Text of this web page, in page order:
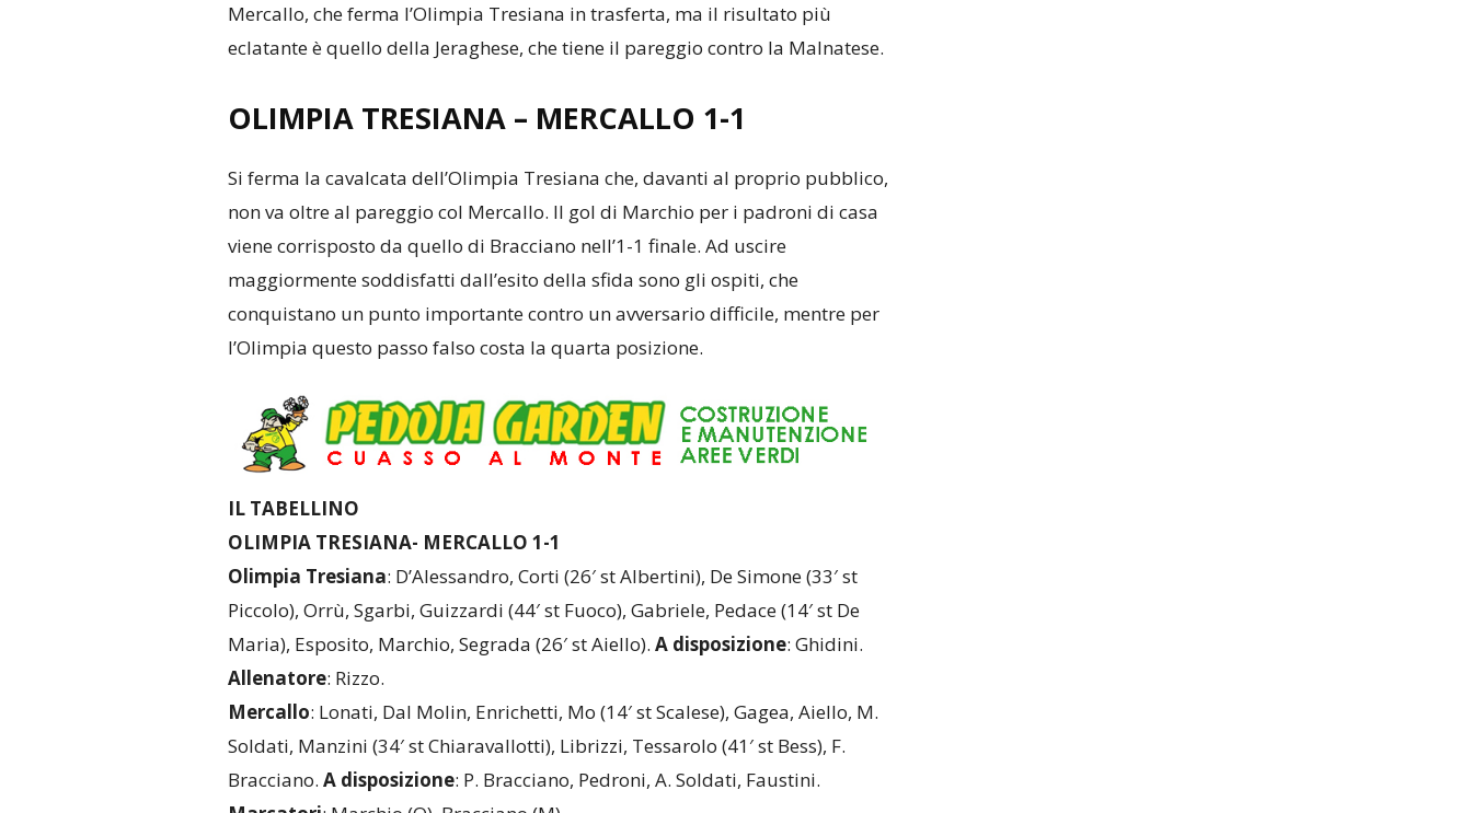
Mercallo, che ferma l’Olimpia Tresiana in trasferta, ma il risultato più
eclatante è quello della Jeraghese, che tiene il pareggio contro la Malnatese.
OLIMPIA TRESIANA – MERCALLO 1-1
Si ferma la cavalcata dell’Olimpia Tresiana che, davanti al proprio pubblico,
non va oltre al pareggio col Mercallo. Il gol di Marchio per i padroni di casa
viene corrisposto da quello di Bracciano nell’1-1 finale. Ad uscire
maggiormente soddisfatti dall’esito della sfida sono gli ospiti, che
conquistano un punto importante contro un avversario difficile, mentre per
l’Olimpia questo passo falso costa la quarta posizione.
IL TABELLINO
OLIMPIA TRESIANA- MERCALLO 1-1
Olimpia Tresiana: D’Alessandro, Corti (26′ st Albertini), De Simone (33′ st
Piccolo), Orrù, Sgarbi, Guizzardi (44′ st Fuoco), Gabriele, Pedace (14′ st De
Maria), Esposito, Marchio, Segrada (26′ st Aiello). A disposizione: Ghidini.
Allenatore: Rizzo.
Mercallo: Lonati, Dal Molin, Enrichetti, Mo (14′ st Scalese), Gagea, Aiello, M.
Soldati, Manzini (34′ st Chiaravallotti), Librizzi, Tessarolo (41′ st Bess), F.
Bracciano. A disposizione: P. Bracciano, Pedroni, A. Soldati, Faustini.